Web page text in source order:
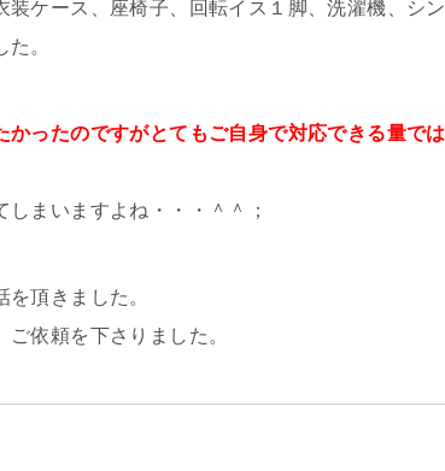
ケース、座椅子、回転イス１脚、洗濯機、シン
。
かったのですがとてもご自身で対応できる量では
まいますよね・・・＾＾；
頂きました。
依頼を下さりました。